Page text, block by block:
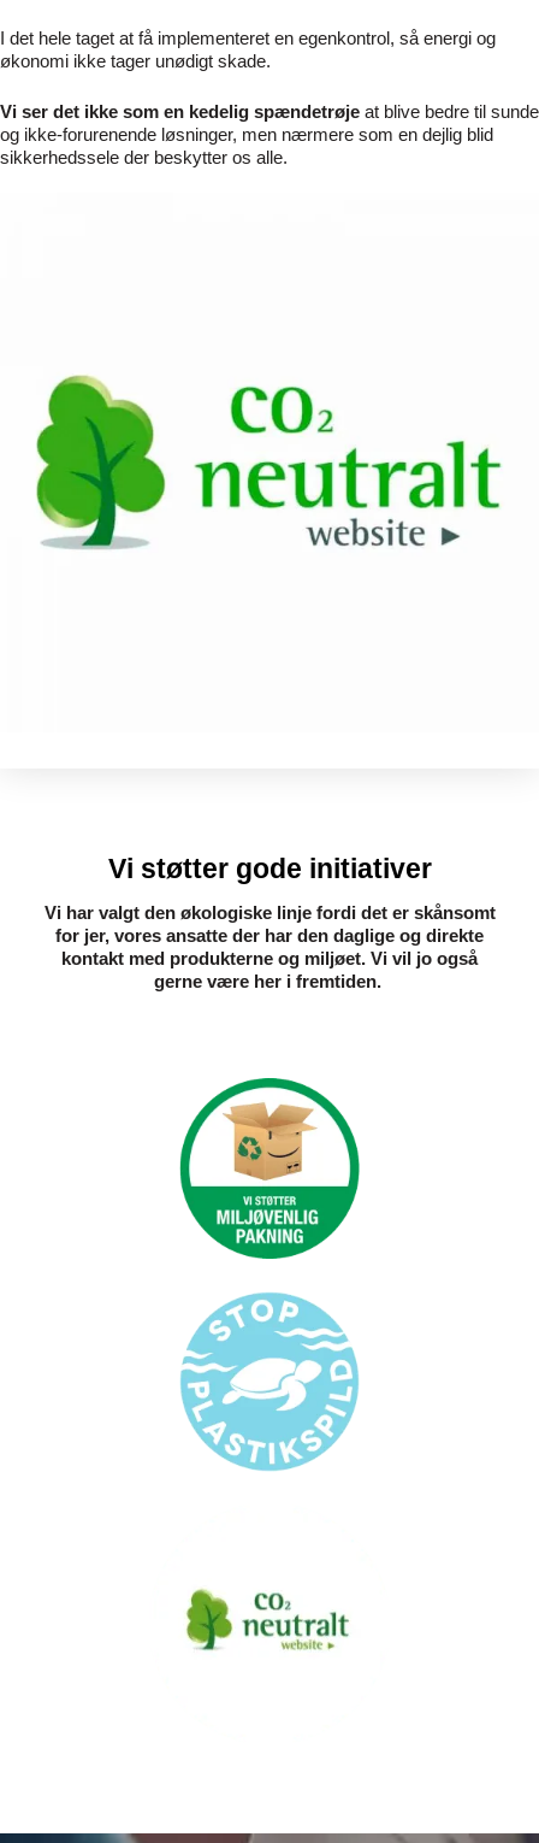
I det hele taget at få implementeret en egenkontrol, så energi og
økonomi ikke tager unødigt skade.
Vi ser det ikke som en kedelig spændetrøje at blive bedre til sunde
og ikke-forurenende løsninger, men nærmere som en dejlig blid
sikkerhedssele der beskytter os alle.
Vi støtter gode initiativer
Vi har valgt den økologiske linje fordi det er skånsomt
for jer, vores ansatte der har den daglige og direkte
kontakt med produkterne og miljøet. Vi vil jo også
gerne være her i fremtiden. ​